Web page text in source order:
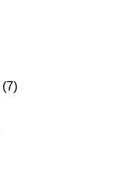
(7)